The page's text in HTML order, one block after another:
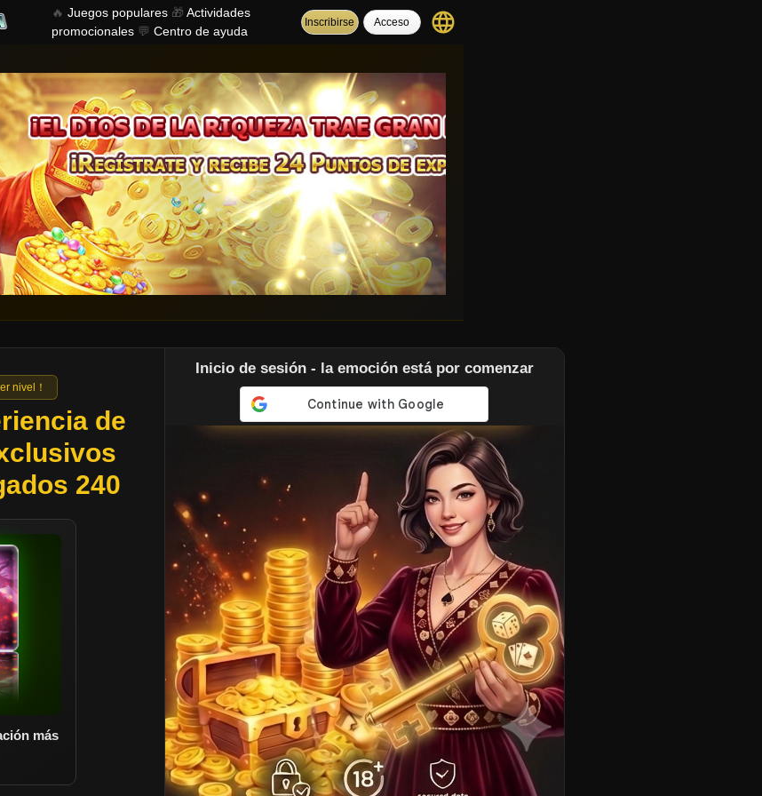
🔥 Juegos populares 🎁 Actividades
promocionales 💬 Centro de ayuda
Inscribirse Acceso language
nivel！
de
240
más
Frutas • Puntuación más alta
Inicio de sesión - la emoción está por comenzar